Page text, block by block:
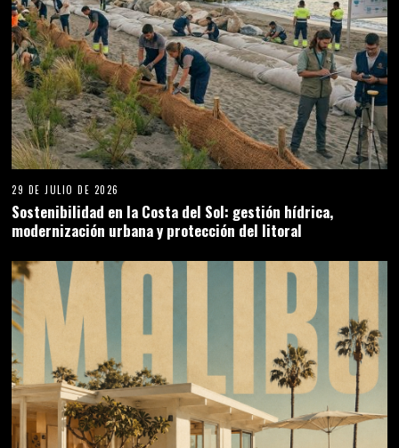
29 DE JULIO DE 2026
Sostenibilidad en la Costa del Sol: gestión hídrica,
modernización urbana y protección del litoral